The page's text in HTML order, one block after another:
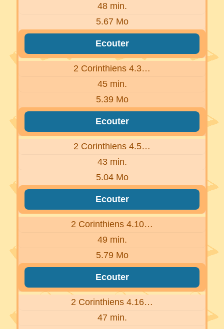
48 min.
5.67 Mo
Ecouter
2 Corinthiens 4.3…
45 min.
5.39 Mo
Ecouter
2 Corinthiens 4.5…
43 min.
5.04 Mo
Ecouter
2 Corinthiens 4.10…
49 min.
5.79 Mo
Ecouter
2 Corinthiens 4.16…
47 min.